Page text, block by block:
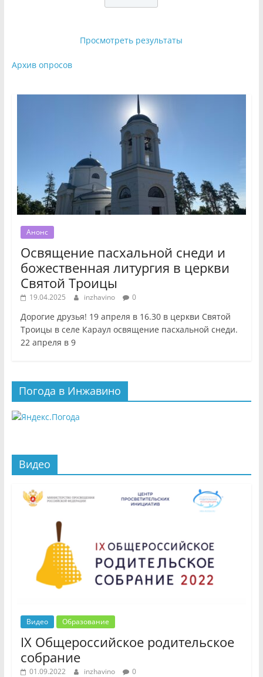
Просмотреть результаты
Архив опросов
Анонс
Освящение пасхальной снеди и
божественная литургия в церкви
Святой Троицы
19.04.2025 inzhavino 0
Дорогие друзья! 19 апреля в 16.30 в церкви Святой
Троицы в селе Караул освящение пасхальной снеди.
22 апреля в 9
Погода в Инжавино
Видео
Видео Образование
IX Общероссийское родительское
собрание
01.09.2022 inzhavino 0